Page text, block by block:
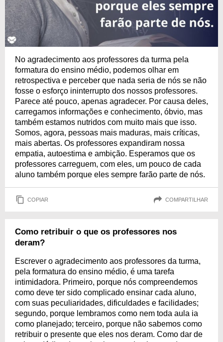
No agradecimento aos professores da turma pela
formatura do ensino médio, podemos olhar em
retrospectiva e perceber que nada seria de nós se não
fosse o esforço ininterrupto dos nossos professores.
Parece até pouco, apenas agradecer. Por causa deles,
carregamos informações e conhecimento, óbvio, mas
também estamos nutridos com muito mais que isso.
Somos, agora, pessoas mais maduras, mais críticas,
mais abertas. Os professores expandiram nossa
empatia, autoestima e ambição. Esperamos que os
professores carreguem, com eles, um pouco de cada
aluno também porque eles sempre farão parte de nós.
COPIAR COMPARTILHAR
Como retribuir o que os professores nos
deram?
Escrever o agradecimento aos professores da turma,
pela formatura do ensino médio, é uma tarefa
intimidadora. Primeiro, porque nós compreendemos
como deve ter sido complicado ensinar cada aluno,
com suas peculiaridades, dificuldades e facilidades;
segundo, porque lembramos como nem toda aula ia
como planejado; terceiro, porque não sabemos como
retribuir o presente que eles nos deram. Como dar de